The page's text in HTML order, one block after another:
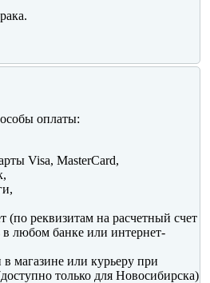
оплаты:
Visa, MasterCard,
(по реквизитам на расчетный счет
любом банке или интернет-
магазине или курьеру при
только для Новосибирска)